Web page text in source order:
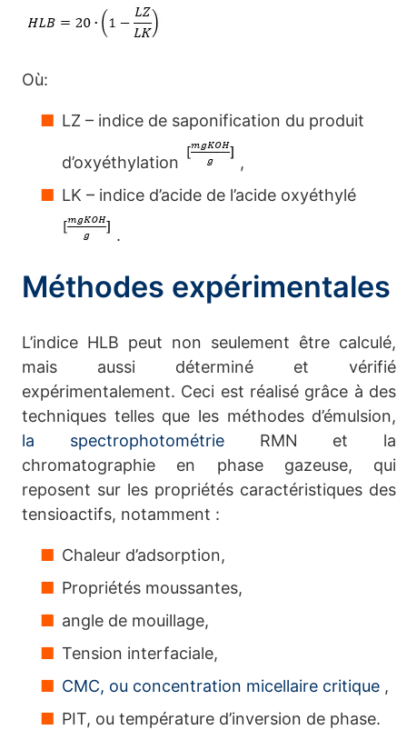
Où:
LZ – indice de saponification du produit
d’oxyéthylation
,
LK – indice d’acide de l’acide oxyéthylé
.
Méthodes expérimentales
L’indice HLB peut non seulement être calculé,
mais aussi déterminé et vérifié
expérimentalement. Ceci est réalisé grâce à des
techniques telles que les méthodes d’émulsion,
la spectrophotométrieRMN et la
chromatographie en phase gazeuse, qui
reposent sur les propriétés caractéristiques des
tensioactifs, notamment :
Chaleur d’adsorption,
Propriétés moussantes,
angle de mouillage,
Tension interfaciale,
CMC, ou concentration micellaire critique ,
PIT, ou température d’inversion de phase.